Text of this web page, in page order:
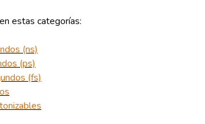
estas categorías:
(ns)
(ps)
(fs)